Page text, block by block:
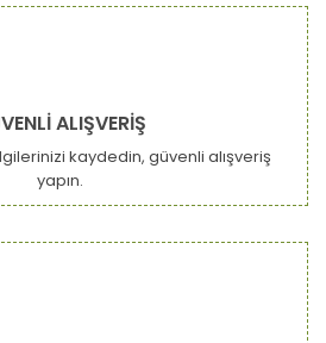
ALIŞVERİŞ
kaydedin, güvenli alışveriş
yapın.